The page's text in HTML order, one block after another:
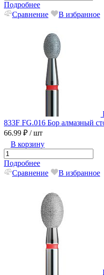
Подробнее
Сравнение
В избранное
833F FG.016 Бор алмазный
66.99 ₽ / шт
В корзину
Подробнее
Сравнение
В избранное